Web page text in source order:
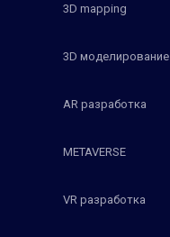
3D mapping
3D моделирование
AR разработка
METAVERSE
VR разработка